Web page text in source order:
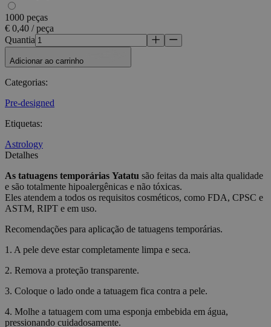
1000 peças
€ 0,40 / peça
Quantia
Adicionar ao carrinho
Categorias:
Pre-designed
Etiquetas:
Astrology
Detalhes
As tatuagens temporárias Yatatu são feitas da mais alta qualidade
e são totalmente hipoalergênicas e não tóxicas.
Eles atendem a todos os requisitos cosméticos, como FDA, CPSC e
ASTM, RIPT e em uso.
Recomendações para aplicação de tatuagens temporárias.
1. A pele deve estar completamente limpa e seca.
2. Remova a proteção transparente.
3. Coloque o lado onde a tatuagem fica contra a pele.
4. Molhe a tatuagem com uma esponja embebida em água,
pressionando cuidadosamente.